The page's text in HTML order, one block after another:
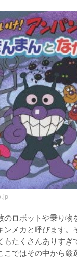
のロボットや乗り物
メカと呼びます。
もたくさんありすぎ
ではその中から厳